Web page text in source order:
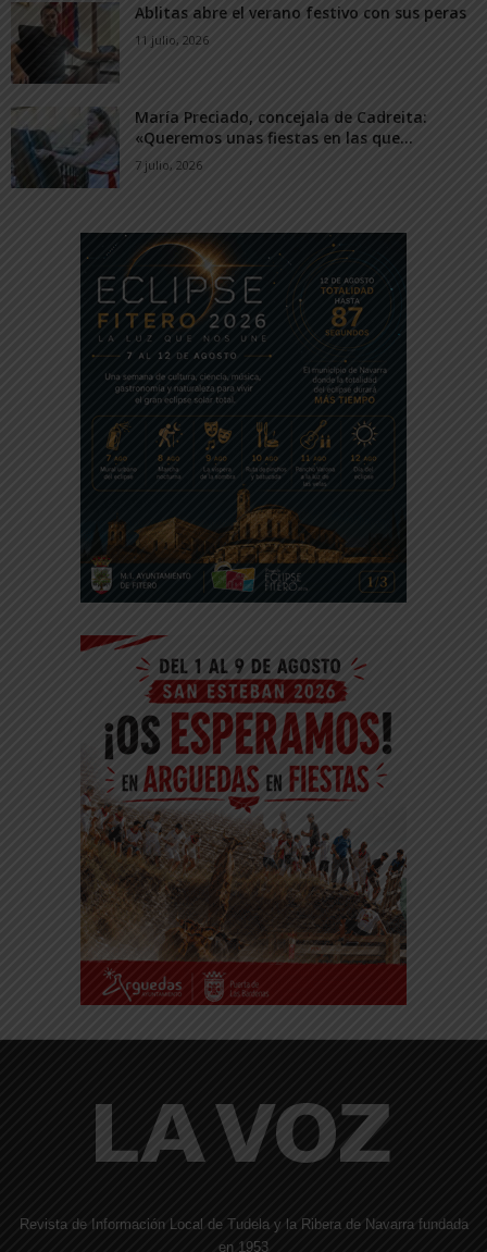
Ablitas abre el verano festivo con sus peras
11 julio, 2026
María Preciado, concejala de Cadreita:
«Queremos unas fiestas en las que...
7 julio, 2026
Revista de Información Local de Tudela y la Ribera de Navarra fundada
en 1953